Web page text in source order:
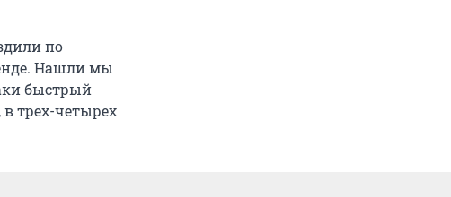
по
Нашли мы
быстрый
трех-четырех